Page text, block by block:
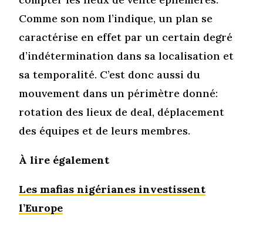
Comme son nom l’indique, un plan se
caractérise en effet par un certain degré
d’indétermination dans sa localisation et
sa temporalité. C’est donc aussi du
mouvement dans un périmètre donné:
rotation des lieux de deal, déplacement
des équipes et de leurs membres.
À lire également
Les mafias nigérianes investissent
l’Europe